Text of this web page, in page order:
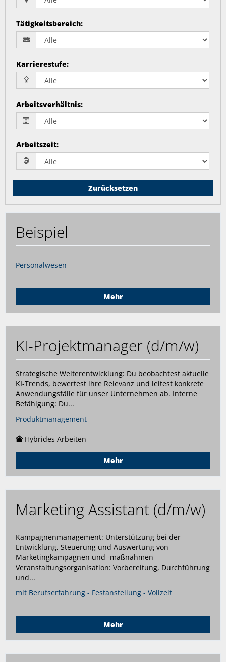
Tätigkeitsbereich:
Karrierestufe:
Arbeitsverhältnis:
Arbeitszeit:
Zurücksetzen
Beispiel
Personalwesen
Mehr
KI-Projektmanager (d/m/w)
Strategische Weiterentwicklung: Du beobachtest aktuelle
KI-Trends, bewertest ihre Relevanz und leitest konkrete
Anwendungsfälle für unser Unternehmen ab. Interne
Befähigung: Du...
Produktmanagement
Hybrides Arbeiten
Mehr
Marketing Assistant (d/m/w)
Kampagnenmanagement: Unterstützung bei der
Entwicklung, Steuerung und Auswertung von
Marketingkampagnen und -maßnahmen
Veranstaltungsorganisation: Vorbereitung, Durchführung
und...
mit Berufserfahrung - Festanstellung - Vollzeit
Mehr